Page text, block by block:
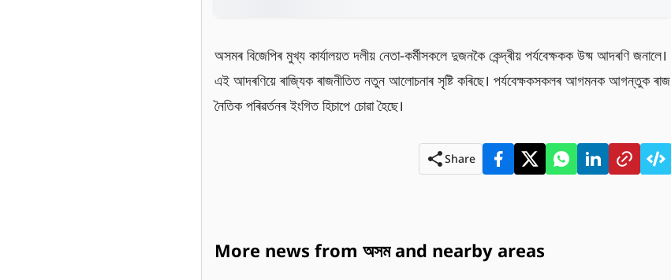
অসমৰ বিজেপিৰ মুখ্য কাৰ্যালয়ত দলীয় নেতা-কৰ্মীসকলে দুজনকৈ কেন্দ্ৰীয় পৰ্যবেক্ষকক উষ্ম আদৰণি জনালে।
এই আদৰণিয়ে ৰাজ্যিক ৰাজনীতিত নতুন আলোচনাৰ সৃষ্টি কৰিছে। পৰ্যবেক্ষকসকলৰ আগমনক আগন্তুক ৰাজ
নৈতিক পৰিৱৰ্তনৰ ইংগিত হিচাপে চোৱা হৈছে।
Share
More news from অসম and nearby areas